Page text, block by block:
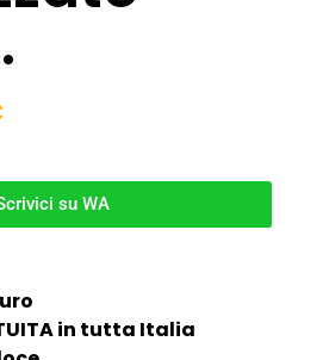
su WA
in tutta Italia